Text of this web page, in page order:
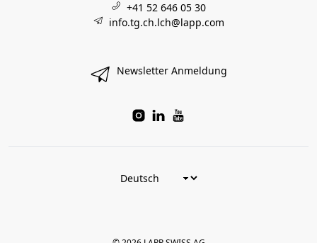
+41 52 646 05 30
info.tg.ch.lch@lapp.com
Newsletter Anmeldung